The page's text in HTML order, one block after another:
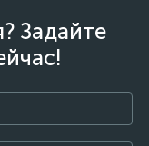
Задайте